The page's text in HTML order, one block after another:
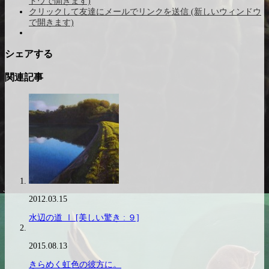
クリックして友達にメールでリンクを送信 (新しいウィンドウ
で開きます)
シェアする
関連記事
2012.03.15
水辺の道 Ⅰ [美しい驚き : ９]
2015.08.13
きらめく虹色の彼方に。